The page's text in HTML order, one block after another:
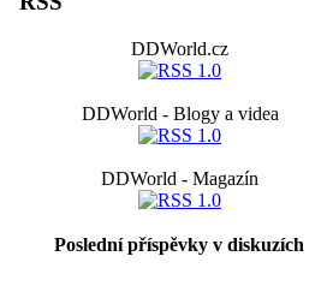
DDWorld.cz
DDWorld - Blogy a videa
DDWorld - Magazín
Poslední příspěvky v diskuzích